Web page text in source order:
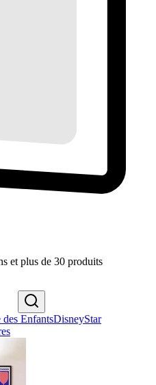
et plus de 30 produits
EnfantsDisneyStar